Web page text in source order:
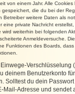
von einem Jahr. Alle
die du bei der
Betreiber weitere Daten als
eine private Nachricht
wird weiterhin bei folgenden
Anmeldeversuche.
Funktionen des Boards,
deinem Benutzerkonto
Solltest du dein
Mail-Adresse und